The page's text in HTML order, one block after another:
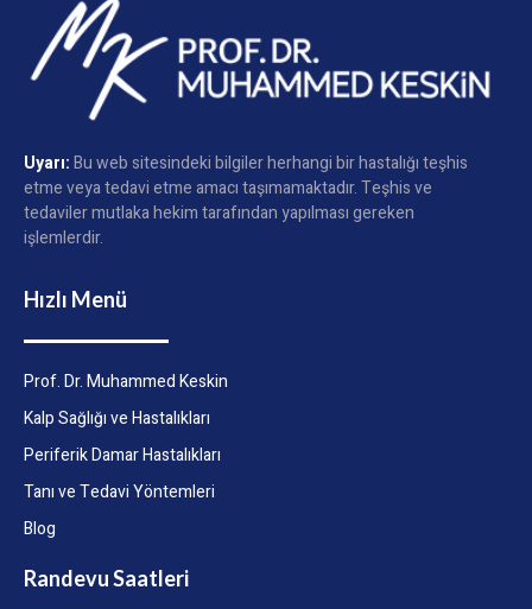
Uyarı:Bu web sitesindeki bilgiler herhangi bir hastalığı teşhis
etme veya tedavi etme amacı taşımamaktadır. Teşhis ve
tedaviler mutlaka hekim tarafından yapılması gereken
işlemlerdir.
Hızlı Menü
Prof. Dr. Muhammed Keskin
Kalp Sağlığı ve Hastalıkları
Periferik Damar Hastalıkları
Tanı ve Tedavi Yöntemleri
Blog
Randevu Saatleri